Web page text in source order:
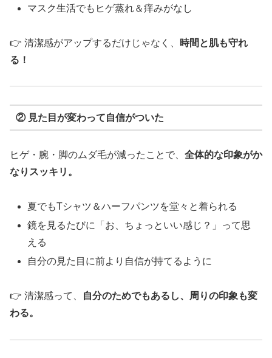
マスク生活でもヒゲ蒸れ＆痒みがなし
👉 清潔感がアップするだけじゃなく、
時間と肌も守れ
る！
② 見た目が変わって自信がついた
ヒゲ・腕・脚のムダ毛が減ったことで、 全体的な印象がか
なりスッキリ。
夏でもTシャツ＆ハーフパンツを堂々と着られる
鏡を見るたびに「お、ちょっといい感じ？」って思
える
自分の見た目に前より自信が持てるように
👉 清潔感って、
自分のためでもあるし、周りの印象も変
わる。